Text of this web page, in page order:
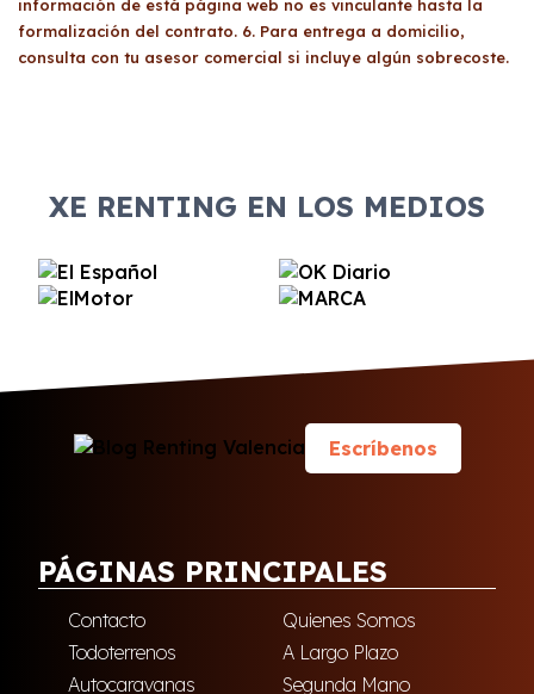
información de está página web no es vinculante hasta la
formalización del contrato. 6. Para entrega a domicilio,
consulta con tu asesor comercial si incluye algún sobrecoste.
XE RENTING EN LOS MEDIOS
Escríbenos
PÁGINAS PRINCIPALES
Contacto
Quienes Somos
Todoterrenos
A Largo Plazo
Autocaravanas
Segunda Mano